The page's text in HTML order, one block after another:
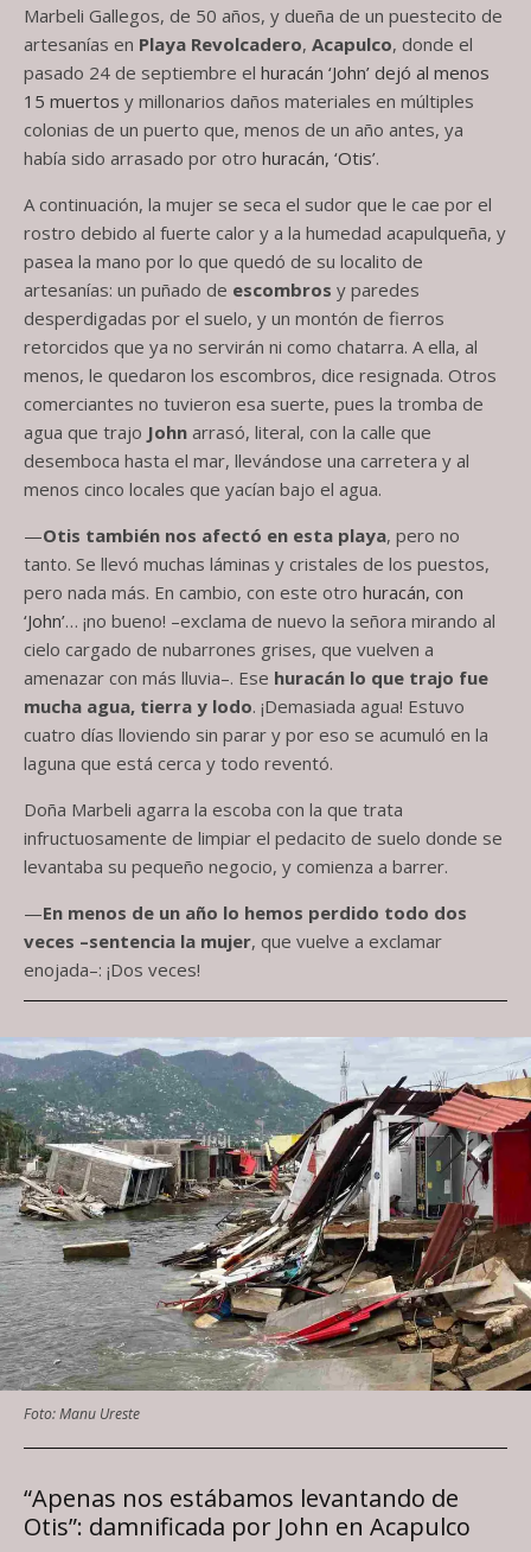
Marbeli Gallegos, de 50 años, y dueña de un puestecito de
artesanías en Playa Revolcadero, Acapulco, donde el
pasado 24 de septiembre el huracán ‘John’ dejó al menos
15 muertos y millonarios daños materiales en múltiples
colonias de un puerto que, menos de un año antes, ya
había sido arrasado por otro huracán, ‘Otis’.
A continuación, la mujer se seca el sudor que le cae por el
rostro debido al fuerte calor y a la humedad acapulqueña, y
pasea la mano por lo que quedó de su localito de
artesanías: un puñado de escombros y paredes
desperdigadas por el suelo, y un montón de fierros
retorcidos que ya no servirán ni como chatarra. A ella, al
menos, le quedaron los escombros, dice resignada. Otros
comerciantes no tuvieron esa suerte, pues la tromba de
agua que trajo John arrasó, literal, con la calle que
desemboca hasta el mar, llevándose una carretera y al
menos cinco locales que yacían bajo el agua.
—Otis también nos afectó en esta playa, pero no
tanto. Se llevó muchas láminas y cristales de los puestos,
pero nada más. En cambio, con este otro huracán, con
‘John’… ¡no bueno! –exclama de nuevo la señora mirando al
cielo cargado de nubarrones grises, que vuelven a
amenazar con más lluvia–. Ese huracán lo que trajo fue
mucha agua, tierra y lodo. ¡Demasiada agua! Estuvo
cuatro días lloviendo sin parar y por eso se acumuló en la
laguna que está cerca y todo reventó.
Doña Marbeli agarra la escoba con la que trata
infructuosamente de limpiar el pedacito de suelo donde se
levantaba su pequeño negocio, y comienza a barrer.
—En menos de un año lo hemos perdido todo dos
veces –sentencia la mujer, que vuelve a exclamar
enojada–: ¡Dos veces!
Foto: Manu Ureste
“Apenas nos estábamos levantando de
Otis”: damnificada por John en Acapulco